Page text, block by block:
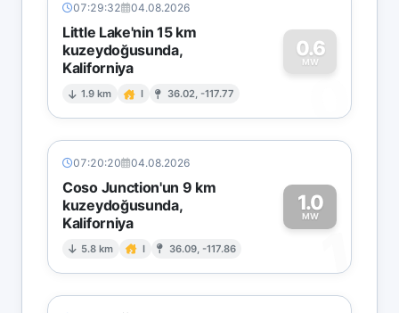
07:29:32 04.08.2026
Little Lake'nin 15 km
kuzeydoğusunda,
Kaliforniya
1.9 km I 36.02, -117.77
0.6
MW
0
07:20:20 04.08.2026
Coso Junction'un 9 km
kuzeydoğusunda,
Kaliforniya
5.8 km I 36.09, -117.86
1.0
MW
1